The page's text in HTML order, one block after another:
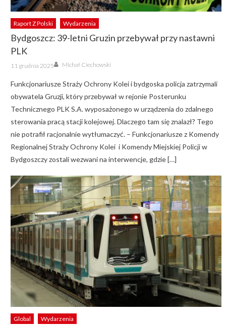
Raport Z Polski Wydarzenia
Bydgoszcz: 39-letni Gruzin przebywał przy nastawni
PLK
Posted
on
11 grudnia 2025 Author
Michał Ciechowski
Funkcjonariusze Straży Ochrony Kolei i bydgoska policja zatrzymali
obywatela Gruzji, który przebywał w rejonie Posterunku
Technicznego PLK S.A. wyposażonego w urządzenia do zdalnego
sterowania pracą stacji kolejowej. Dlaczego tam się znalazł? Tego
nie potrafił racjonalnie wytłumaczyć. – Funkcjonariusze z Komendy
Regionalnej Straży Ochrony Kolei i Komendy Miejskiej Policji w
Bydgoszczy zostali wezwani na interwencje, gdzie […]
Global Wydarzenia